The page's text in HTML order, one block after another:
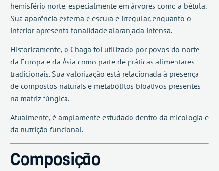
hemisfério norte, especialmente em árvores como a bétula.
Sua aparência externa é escura e irregular, enquanto o
interior apresenta tonalidade alaranjada intensa.
Historicamente, o Chaga foi utilizado por povos do norte
da Europa e da Ásia como parte de práticas alimentares
tradicionais. Sua valorização está relacionada à presença
de compostos naturais e metabólitos bioativos presentes
na matriz fúngica.
Atualmente, é amplamente estudado dentro da micologia e
da nutrição funcional.
Composição